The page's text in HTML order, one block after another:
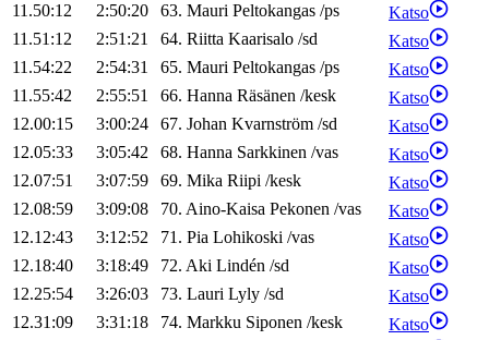
11.50:12
2:50:20 63. Mauri Peltokangas /ps
Katso
11.51:12
2:51:21 64. Riitta Kaarisalo /sd
Katso
11.54:22
2:54:31 65. Mauri Peltokangas /ps
Katso
11.55:42
2:55:51 66. Hanna Räsänen /kesk
Katso
12.00:15
3:00:24 67. Johan Kvarnström /sd
Katso
12.05:33
3:05:42 68. Hanna Sarkkinen /vas
Katso
12.07:51
3:07:59 69. Mika Riipi /kesk
Katso
12.08:59
3:09:08 70. Aino-Kaisa Pekonen /vas
Katso
12.12:43
3:12:52 71. Pia Lohikoski /vas
Katso
12.18:40
3:18:49 72. Aki Lindén /sd
Katso
12.25:54
3:26:03 73. Lauri Lyly /sd
Katso
12.31:09
3:31:18 74. Markku Siponen /kesk
Katso